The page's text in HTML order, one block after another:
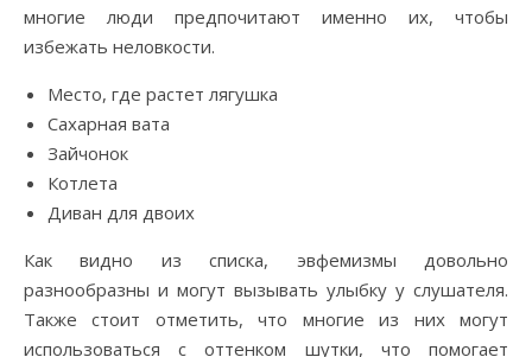
многие люди предпочитают именно их, чтобы
избежать неловкости.
Место, где растет лягушка
Сахарная вата
Зайчонок
Котлета
Диван для двоих
Как видно из списка, эвфемизмы довольно
разнообразны и могут вызывать улыбку у слушателя.
Также стоит отметить, что многие из них могут
использоваться с оттенком шутки, что помогает